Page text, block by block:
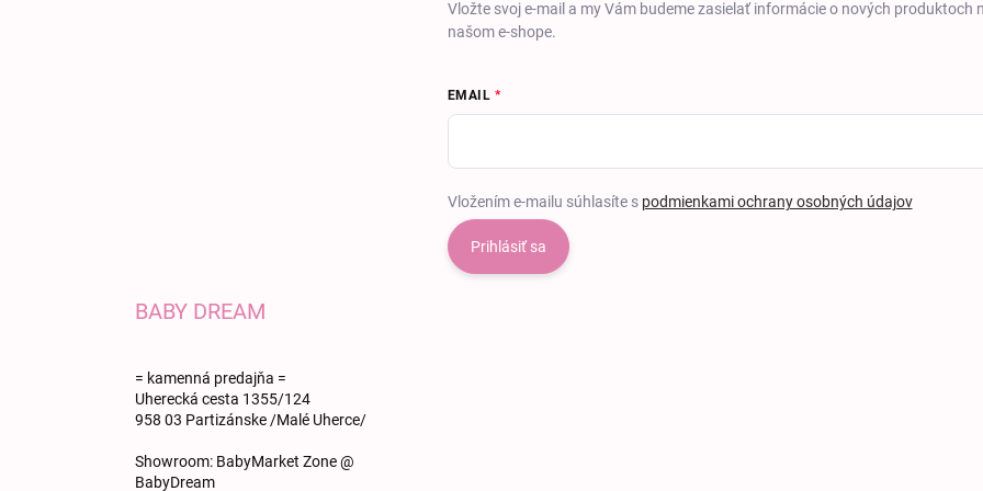
Vložte svoj e-mail a my Vám budeme zasielať informácie o nových produktoch
našom e-shope.
EMAIL
Vložením e-mailu súhlasíte s podmienkami ochrany osobných údajov
Prihlásiť sa
BABY DREAM
= kamenná predajňa =
Uherecká cesta 1355/124
958 03 Partizánske /Malé Uherce/
Showroom: BabyMarket Zone @
BabyDream